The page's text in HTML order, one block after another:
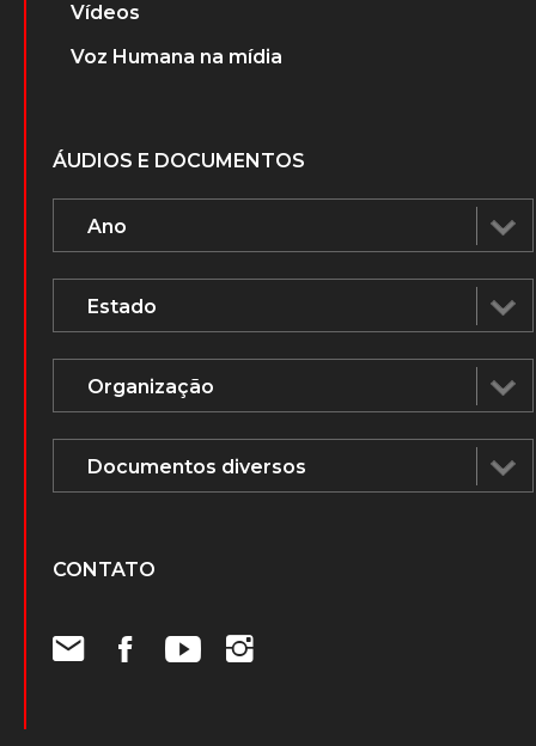
Vídeos
Voz Humana na mídia
ÁUDIOS E DOCUMENTOS
CONTATO